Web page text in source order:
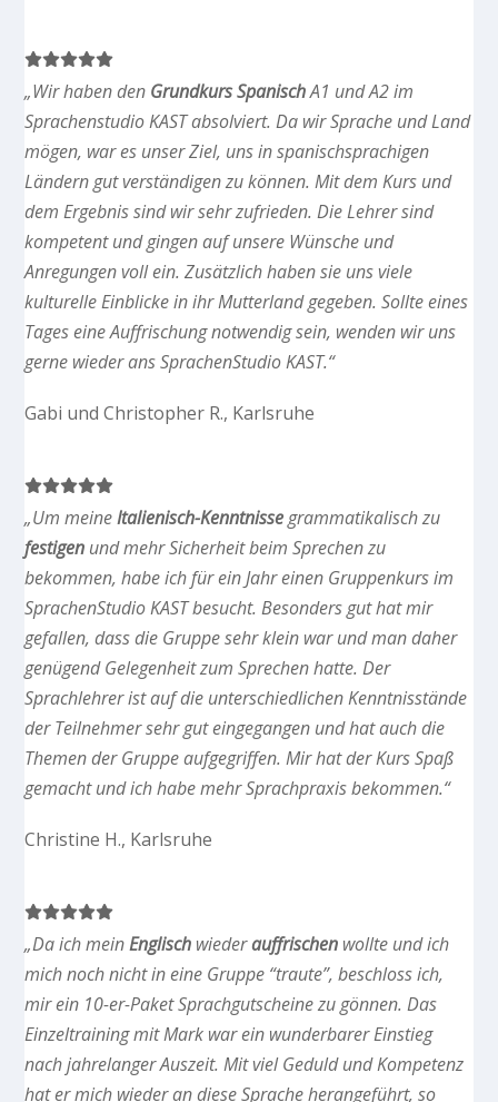
„Wir haben den Grundkurs SpanischA1 und A2 im
Sprachenstudio KAST absolviert. Da wir Sprache und Land
mögen, war es unser Ziel, uns in spanischsprachigen
Ländern gut verständigen zu können. Mit dem Kurs und
dem Ergebnis sind wir sehr zufrieden. Die Lehrer sind
kompetent und gingen auf unsere Wünsche und
Anregungen voll ein. Zusätzlich haben sie uns viele
kulturelle Einblicke in ihr Mutterland gegeben. Sollte eines
Tages eine Auffrischung notwendig sein, wenden wir uns
gerne wieder ans SprachenStudio KAST.“
Gabi und Christopher R., Karlsruhe
„Um meineItalienisch-Kenntnissegrammatikalisch zu
festigen und mehr Sicherheit beim Sprechen zu
bekommen, habe ich für ein Jahr einen Gruppenkurs im
SprachenStudio KAST besucht. Besonders gut hat mir
gefallen, dass die Gruppe sehr klein war und man daher
genügend Gelegenheit zum Sprechen hatte. Der
Sprachlehrer ist auf die unterschiedlichen Kenntnisstände
der Teilnehmer sehr gut eingegangen und hat auch die
Themen der Gruppe aufgegriffen. Mir hat der Kurs Spaß
gemacht und ich habe mehr Sprachpraxis bekommen.“
Christine H., Karlsruhe
„Da ich meinEnglisch wiederauffrischen wollte und ich
mich noch nicht in eine Gruppe “traute”, beschloss ich,
mir ein 10-er-Paket Sprachgutscheine zu gönnen. Das
Einzeltraining mit Mark war ein wunderbarer Einstieg
nach jahrelanger Auszeit. Mit viel Geduld und Kompetenz
hat er mich wieder an diese Sprache herangeführt, so